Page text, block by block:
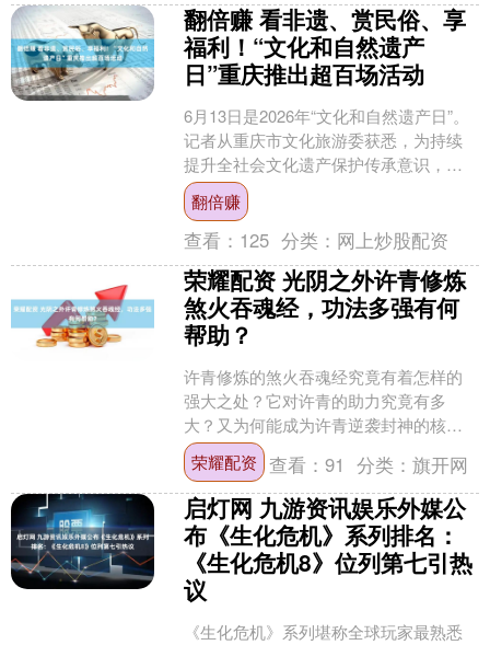
翻倍赚 看非遗、赏民俗、享
福利！“文化和自然遗产
日”重庆推出超百场活动
6月13日是2026年“文化和自然遗产日”。
记者从重庆市文化旅游委获悉，为持续
提升全社会文化遗产保护传承意识，弘
扬中华优秀传统文化，重庆于文化和自
然遗产日前后，....
翻倍赚
查看： 125 分类： 网上炒股配资
荣耀配资 光阴之外许青修炼
煞火吞魂经，功法多强有何
帮助？
许青修炼的煞火吞魂经究竟有着怎样的
强大之处？它对许青的助力究竟有多
大？又为何能成为许青逆袭封神的核心
底牌？在七血瞳的三大筑基功法里，养
生诀稳扎稳打，海王册中庸稳....
荣耀配资 查看：91 分类：旗开网
启灯网 九游资讯娱乐外媒公
布《生化危机》系列排名：
《生化危机8》位列第七引热
议
《生化危机》系列堪称全球玩家最熟悉